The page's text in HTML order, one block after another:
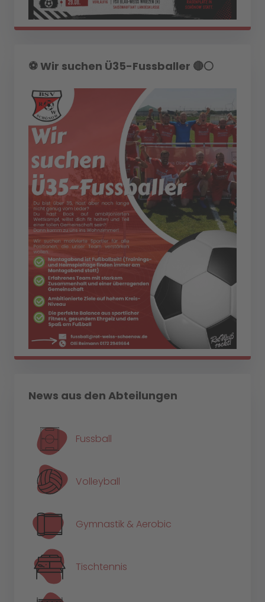
⚽️ Wir suchen Ü35-Fussballer 🔴⚪️
News aus den Abteilungen
Fussball
Volleyball
Gymnastik & Aerobic
Tischtennis